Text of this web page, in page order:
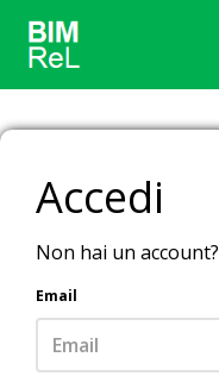
Accedi
Non hai un account?
Email